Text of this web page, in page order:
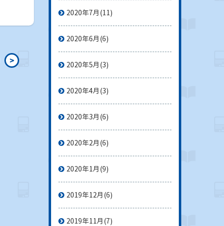
>
2020年7月 (11)
2020年6月 (6)
2020年5月 (3)
2020年4月 (3)
2020年3月 (6)
2020年2月 (6)
2020年1月 (9)
2019年12月 (6)
2019年11月 (7)